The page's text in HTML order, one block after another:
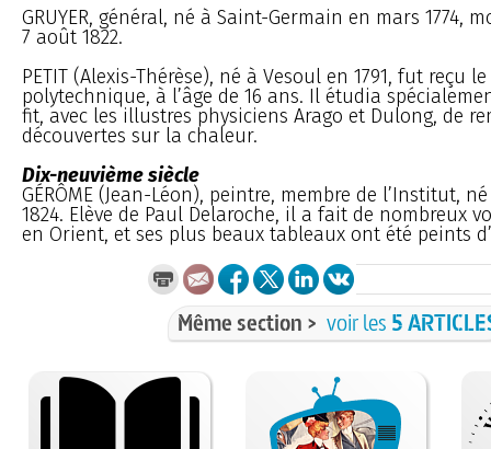
GRUYER, général, né à Saint-Germain en mars 1774,
7 août 1822.
PETIT (Alexis-Thérèse), né à Vesoul en 1791, fut reçu
polytechnique, à l’âge de 16 ans. Il étudia
fit, avec les illustres physiciens Arago et Dulong, de
découvertes sur la chaleur.
Dix-neuvième siècle
GÉRÔME (Jean-Léon), peintre, membre de l’Institut,
1824. Elève de Paul Delaroche, il a fait de nombreux
en Orient, et ses plus beaux tableaux ont été peints
Même section > voir les 5